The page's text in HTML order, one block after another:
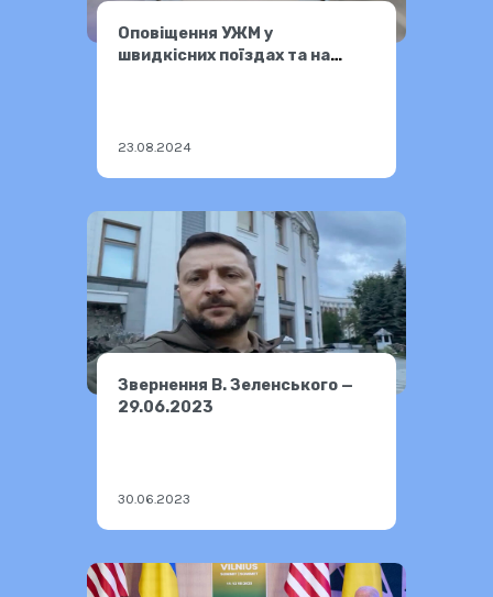
Оповіщення УЖМ у
швидкісних поїздах та на
23.08.2024
Звернення В. Зеленського —
29.06.2023
30.06.2023